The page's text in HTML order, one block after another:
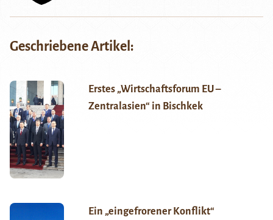
Geschriebene Artikel:
Erstes „Wirtschaftsforum EU –
Zentralasien“ in Bischkek
Ein „eingefrorener Konflikt“